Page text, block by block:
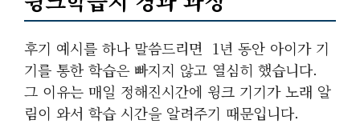
후기 예시를 하나 말씀드리면 1년 동안 아이가 기
기를 통한 학습은 빠지지 않고 열심히 했습니다.
그 이유는 매일 정해진시간에 윙크 기기가 노래 알
림이 와서 학습 시간을 알려주기 때문입니다.